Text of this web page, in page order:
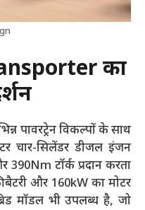
का
पावरट्रेन विकल्पों के साथ
चार-सिलेंडर डीजल इंजन
टॉर्क प्रदान करता
बैटरी और 160kW का मोटर
मॉडल भी उपलब्ध है, जो